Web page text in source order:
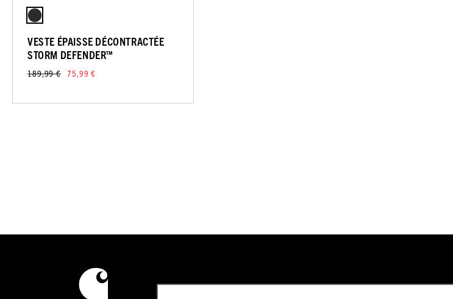
VESTE ÉPAISSE DÉCONTRACTÉE
STORM DEFENDER™
189,99 € 75,99 €